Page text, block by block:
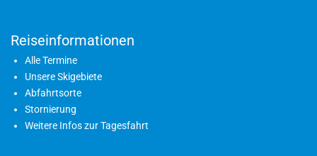
Reiseinformationen
Alle Termine
Unsere Skigebiete
Abfahrtsorte
Stornierung
Weitere Infos zur Tagesfahrt